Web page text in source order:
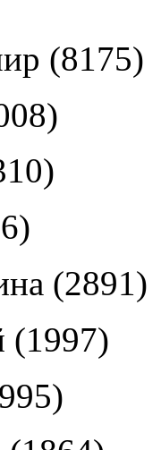
(8175)
(2891)
(1997)